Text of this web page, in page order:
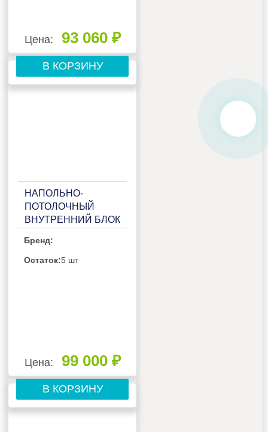
Цена: 93 060 ₽
В КОРЗИНУ
НАПОЛЬНО-
ПОТОЛОЧНЫЙ
ВНУТРЕННИЙ БЛОК
СИСТЕМЫ
GENERAL CLIMATE
Бренд:
Остаток:5 шт
Цена: 99 000 ₽
В КОРЗИНУ